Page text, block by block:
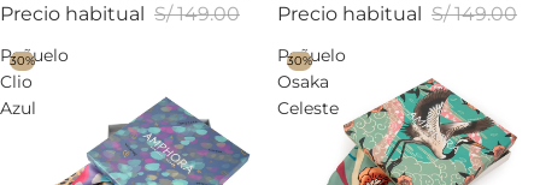
Precio habitual S/ 149.00
Precio habitual S/ 149.00
Pañuelo
Clio
Azul
30%
Pañuelo
Osaka
Celeste
30%